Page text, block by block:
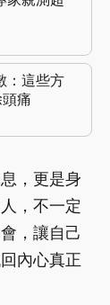
：這些方
痛
，更是身
，不一定
，讓自己
內心真正